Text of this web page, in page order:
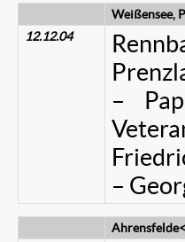
Weißensee,
12.12.04
–
–